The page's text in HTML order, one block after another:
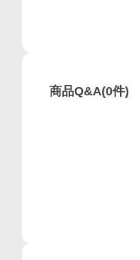
商品Q&A(0件)